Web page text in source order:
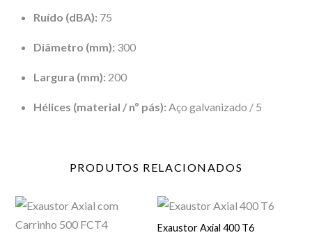
Ruído (dBA): 75
Diâmetro (mm): 300
Largura (mm): 200
Hélices (material / nº pás): Aço galvanizado / 5
PRODUTOS RELACIONADOS
Exaustor Axial 400 T6